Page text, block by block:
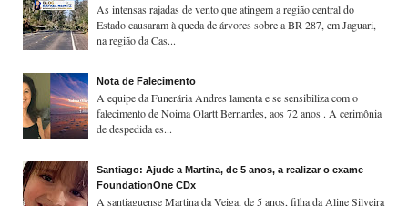
As intensas rajadas de vento que atingem a região central do
Estado causaram à queda de árvores sobre a BR 287, em Jaguari,
na região da Cas...
Nota de Falecimento
A equipe da Funerária Andres lamenta e se sensibiliza com o
falecimento de Noima Olartt Bernardes, aos 72 anos . A cerimônia
de despedida es...
Santiago: Ajude a Martina, de 5 anos, a realizar o exame
FoundationOne CDx
A santiaguense Martina da Veiga, de 5 anos, filha da Aline Silveira